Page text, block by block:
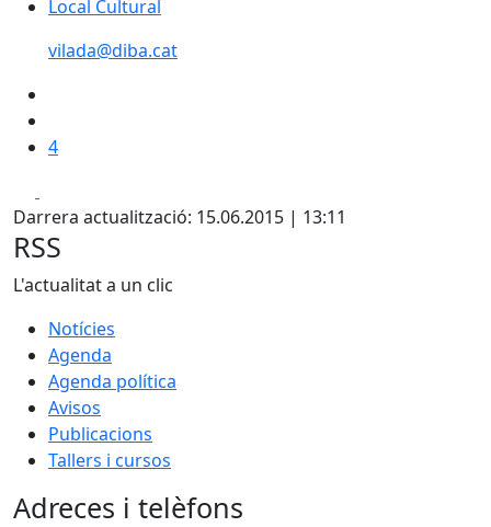
Local Cultural
Local Cultural
vilada@diba.cat
4
Darrera actualització: 15.06.2015 | 13:11
RSS
L'actualitat a un clic
Notícies
Agenda
Agenda política
Avisos
Publicacions
Tallers i cursos
Adreces i telèfons